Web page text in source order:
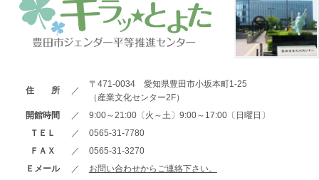
住 所 ／
〒471-0034 愛知県豊田市小坂本町1-25
（産業文化センター2F）
開館時間
／
9:00～21:00〔火～土〕9:00～17:00〔日曜日〕
ＴＥＬ
／
0565-31-7780
ＦＡＸ
／
0565-31-3270
Ｅメール
／
お問い合わせからご連絡下さい。